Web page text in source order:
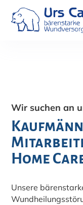
Wir suchen an
Home
Unsere